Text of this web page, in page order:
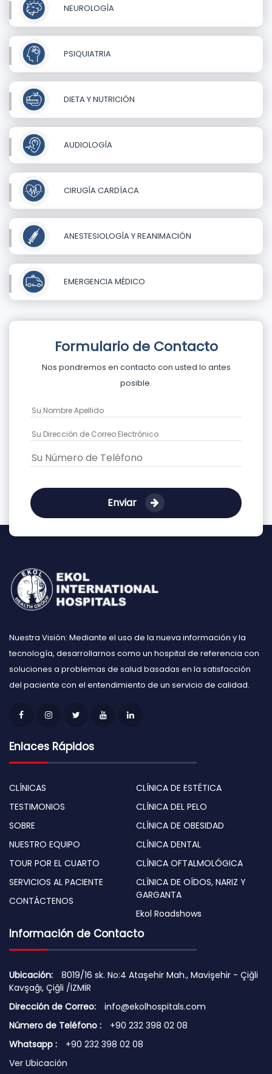
NEUROLOGÍA
PSIQUIATRIA
DIETA Y NUTRICIÓN
AUDIOLOGÍA
CIRUGÍA CARDÍACA
ANESTESIOLOGÍA Y REANIMACIÓN
EMERGENCIA MÉDICO
Formulario de Contacto
Nos pondremos en contacto con usted lo antes
posible.
Enviar
Nuestra Visión: Mediante el uso de la nueva información y la
tecnología, desarrollarnos como un hospital de referencia con
soluciones a problemas de salud basadas en la satisfacción
del paciente con el entendimiento de un servicio de calidad.
Enlaces Rápidos
CLÍNICAS
TESTIMONIOS
SOBRE
NUESTRO EQUIPO
TOUR POR EL CUARTO
SERVICIOS AL PACIENTE
CONTÁCTENOS
CLÍNICA DE ESTÉTICA
CLÍNICA DEL PELO
CLÍNICA DE OBESIDAD
CLÍNICA DENTAL
CLÍNICA OFTALMOLÓGICA
CLÍNICA DE OÍDOS, NARIZ Y
GARGANTA
Ekol Roadshows
Información de Contacto
Ubicación:
8019/16 sk. No:4 Ataşehir Mah., Mavişehir - Çiğli
Kavşağı, Çiğli /İZMİR
Dirección de Correo:
info@ekolhospitals.com
Número de Teléfono :
+90 232 398 02 08
Whatsapp :
+90 232 398 02 08
Ver Ubicación